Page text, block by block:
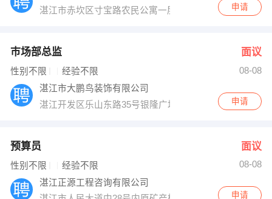
湛江市赤坎区寸宝路农民公寓一层
申请
巿场部总监 面议
性别不限 经验不限
08-08
湛江市大鹏鸟装饰有限公司
湛江开发区乐山东路35号银隆广场A1509室
申请
预算员 面议
性别不限 经验不限
08-08
湛江正源工程咨询有限公司
申请